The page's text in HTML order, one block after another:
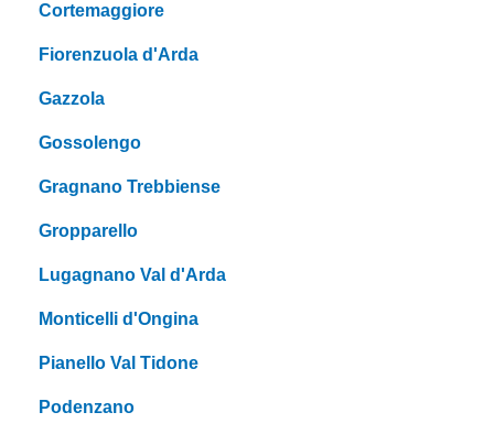
Cortemaggiore
Fiorenzuola d'Arda
Gazzola
Gossolengo
Gragnano Trebbiense
Gropparello
Lugagnano Val d'Arda
Monticelli d'Ongina
Pianello Val Tidone
Podenzano